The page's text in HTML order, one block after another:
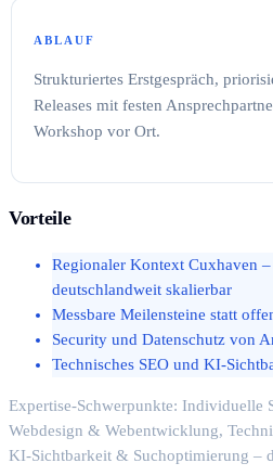
ABLAUF
Strukturiertes Erstgespräch,
Releases mit festen
Workshop vor Ort.
Vorteile
Regionaler Kontext Cuxhaven
deutschlandweit skalierbar
Messbare Meilensteine statt
Security und Datenschutz von
Technisches SEO und KI-
Expertise-Schwerpunkte: Individuelle
Webdesign & Webentwicklung,
KI-Sichtbarkeit & Suchoptimierung –